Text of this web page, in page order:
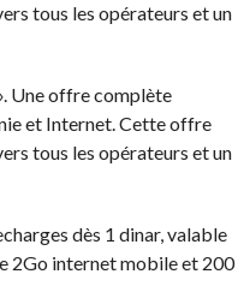
tous les opérateurs et un
Une offre complète
et Internet. Cette offre
tous les opérateurs et un
dès 1 dinar, valable
2Go internet mobile et 200